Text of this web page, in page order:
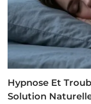
Hypnose Et
Solution